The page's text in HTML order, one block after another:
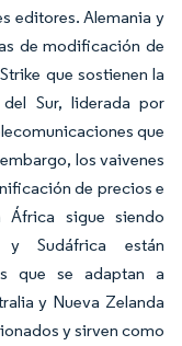
editores. Alemania y
de modificación de
que sostienen la
Sur, liderada por
que
los vaivenes
de precios e
África sigue siendo
y Sudáfrica están
que se adaptan a
y Nueva Zelanda
y sirven como